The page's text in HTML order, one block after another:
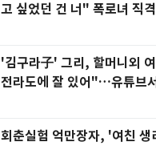
고 싶었던 건 너" 폭로녀 직격
'김구라子' 그리, 할머니외
전라도에 잘 있어"…유튜브
회춘실험 억만장자, '여친 생리혈